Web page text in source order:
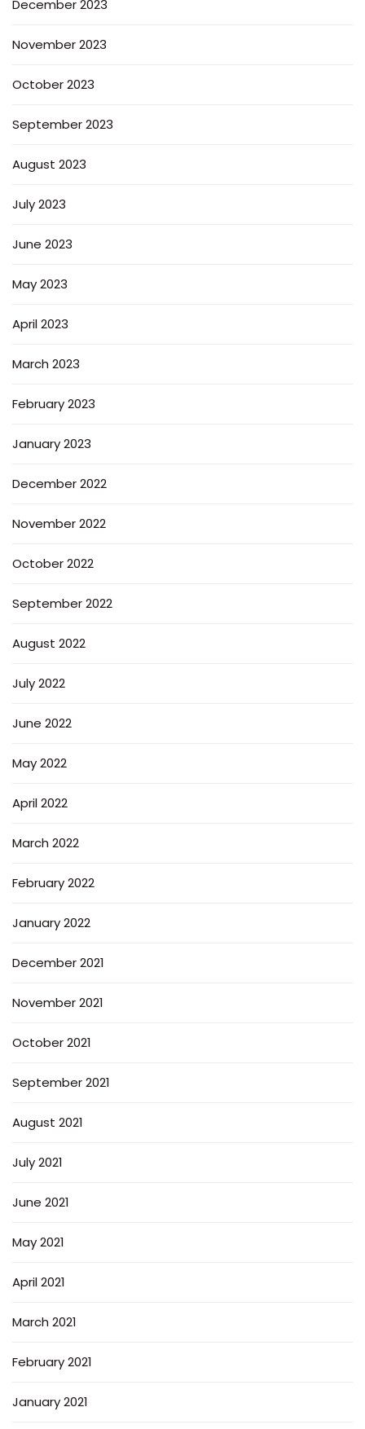
December 2023
November 2023
October 2023
September 2023
August 2023
July 2023
June 2023
May 2023
April 2023
March 2023
February 2023
January 2023
December 2022
November 2022
October 2022
September 2022
August 2022
July 2022
June 2022
May 2022
April 2022
March 2022
February 2022
January 2022
December 2021
November 2021
October 2021
September 2021
August 2021
July 2021
June 2021
May 2021
April 2021
March 2021
February 2021
January 2021